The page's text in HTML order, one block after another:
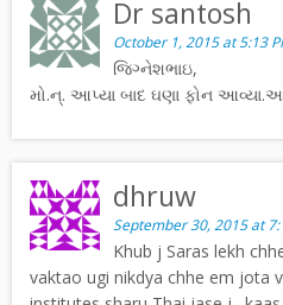
Dr santosh
October 1, 2015 at 5:13
જિગ્નેશભાઇ,
મો.ન્. આપ્યા બાદ ઘણા ફોન
dhruw
September 30, 2015 at
Khub j Saras lekh
vaktao ugi nikdya chhe em jota